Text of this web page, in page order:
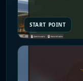
START POINT